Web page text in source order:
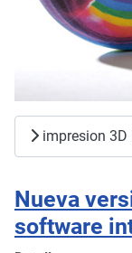
impresion 3D
Nueva
software